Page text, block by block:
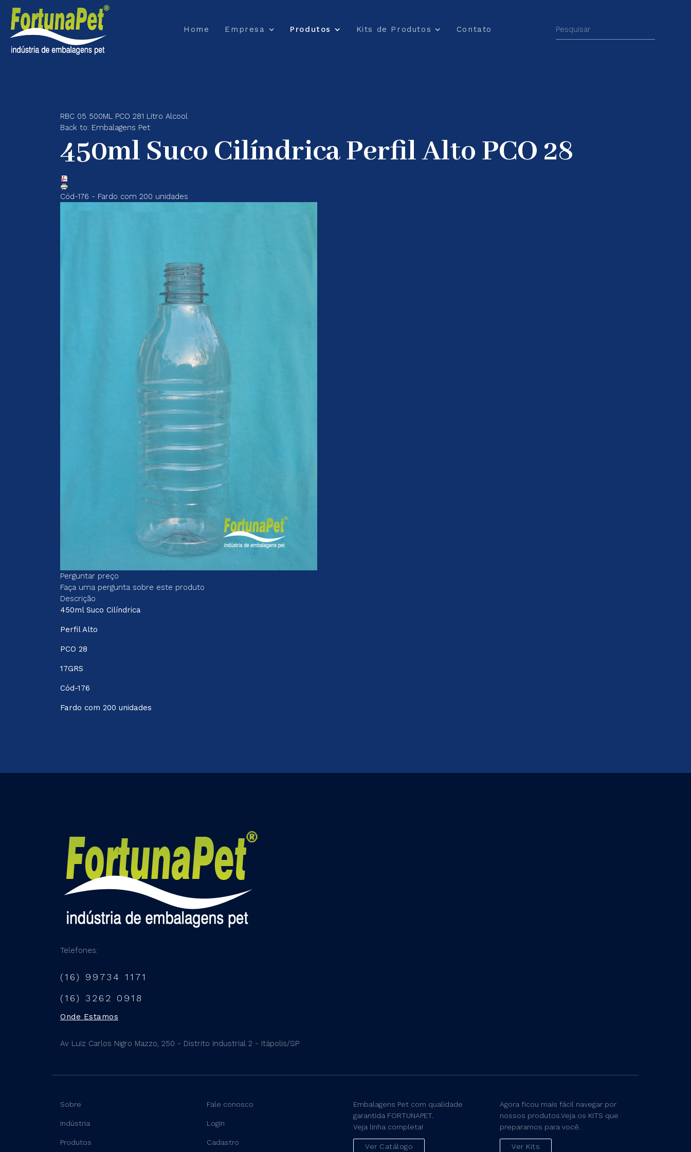
Home Empresa Produtos Kits de Produtos Contato
RBC 05 500ML PCO 281 Litro Alcool
Back to: Embalagens Pet
450ml Suco Cilíndrica Perfil Alto PCO 28
Cód-176 - Fardo com 200 unidades
Perguntar preço
Faça uma pergunta sobre este produto
Descrição
450ml Suco Cilíndrica
Perfil Alto
PCO 28
17GRS
Cód-176
Fardo com 200 unidades
Telefones:
(16) 99734 1171
(16) 3262 0918
Onde Estamos
Av Luiz Carlos Nigro Mazzo, 250 - Distrito Industrial 2 - Itápolis/SP
Sobre
Indústria
Produtos
Fale conosco
Login
Cadastro
Embalagens Pet com qualidade
garantida FORTUNAPET.
Veja linha completa!
Ver Catálogo
Agora ficou mais fácil navegar por
nossos produtos.Veja os KITS que
preparamos para você.
Ver Kits